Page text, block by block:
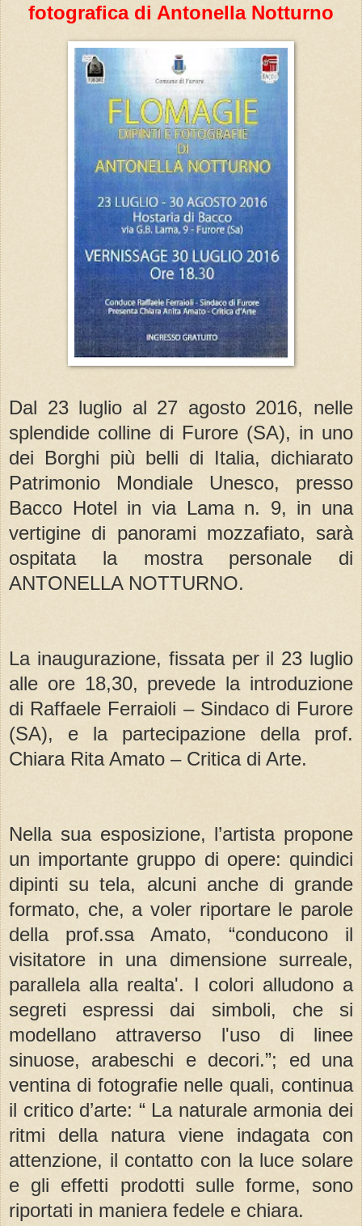
fotografica di Antonella Notturno
Dal 23 luglio al 27 agosto 2016, nelle
splendide colline di Furore (SA), in uno
dei Borghi più belli di Italia, dichiarato
Patrimonio Mondiale Unesco, presso
Bacco Hotel in via Lama n. 9, in una
vertigine di panorami mozzafiato, sarà
ospitata la mostra personale di
ANTONELLA NOTTURNO.
La inaugurazione, fissata per il 23 luglio
alle ore 18,30, prevede la introduzione
di Raffaele Ferraioli – Sindaco di Furore
(SA), e la partecipazione della prof.
Chiara Rita Amato – Critica di Arte.
Nella sua esposizione, l’artista propone
un importante gruppo di opere: quindici
dipinti su tela, alcuni anche di grande
formato, che, a voler riportare le parole
della prof.ssa Amato, “conducono il
visitatore in una dimensione surreale,
parallela alla realta'. I colori alludono a
segreti espressi dai simboli, che si
modellano attraverso l'uso di linee
sinuose, arabeschi e decori.”; ed una
ventina di fotografie nelle quali, continua
il critico d’arte: “ La naturale armonia dei
ritmi della natura viene indagata con
attenzione, il contatto con la luce solare
e gli effetti prodotti sulle forme, sono
riportati in maniera fedele e chiara.